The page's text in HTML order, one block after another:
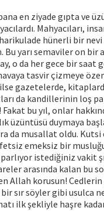
en ziyade gıpta ve
Mahyacıları,
hünerli bir
Bu yarı semaviler on bir
o da her gece bir saat
tasvir çizmeye
gazetelerde,
da kandillerinin loş
bu yıl, onlar
üzüntüsü duymaya
da musallat oldu.
emeksiz bir
istediğiniz vakit
arasında kalan bu
Allah korusun!
sır söyler gibi usulca
ilk şekliyle haşre